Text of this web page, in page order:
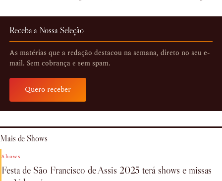
Receba a Nossa Seleção
As matérias que a redação destacou na semana, direto no seu e-
mail. Sem cobrança e sem spam.
Quero receber
Mais de Shows
Shows
Festa de São Francisco de Assis 2025 terá shows e missas